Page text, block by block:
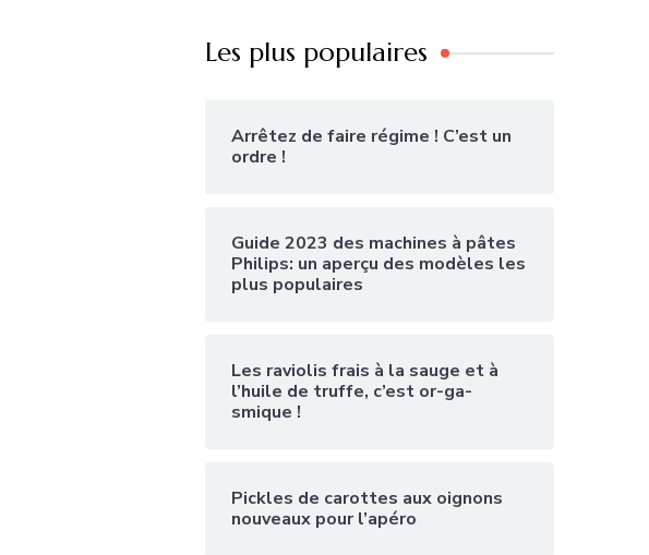
Les plus populaires
Arrêtez de faire régime ! C’est un
ordre !
Guide 2023 des machines à pâtes
Philips: un aperçu des modèles les
plus populaires
Les raviolis frais à la sauge et à
l’huile de truffe, c’est or-ga-
smique !
Pickles de carottes aux oignons
nouveaux pour l’apéro